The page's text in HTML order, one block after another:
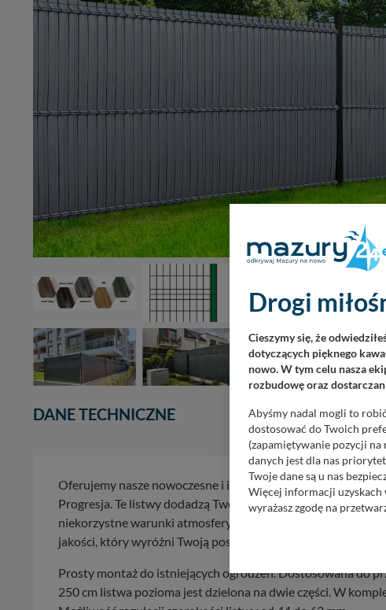
DANE TECHNICZNE
Oferujemy nasze nowoczesne i innowacyjne listwy pionowe
Progresja. Te listwy dodadzą Twojemu ogrodzeniu nie tylko
niekorzystne warunki atmosferyczne. Nasze listwy
jakości, który wyróżni Twoją posesję na tle innych.
Prosty montaż do istniejących ogrodzeń. Dostosowana do
250 cm listwa pozioma jest dzielona na dwie części. W
Drogi
Cieszymy się, że
dotyczących pięknego
nowo. W tym celu nasza
rozbudowę oraz
Abyśmy nadal mogli to
dostosować do Twoich
(zapamiętywanie pozycji
danych jest dla nas
Twoje dane są u nas
Więcej informacji uzyskach
wyrażasz zgodę na
Wyjątkiem jest sytuacja,
zasadach i funkcjonalności